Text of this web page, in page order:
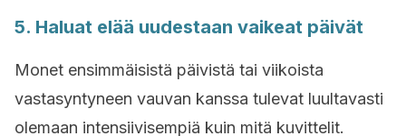
5. Haluat elää uudestaan vaikeat päivät
Monet ensimmäisistä päivistä tai viikoista
vastasyntyneen vauvan kanssa tulevat luultavasti
olemaan intensiivisempiä kuin mitä kuvittelit.